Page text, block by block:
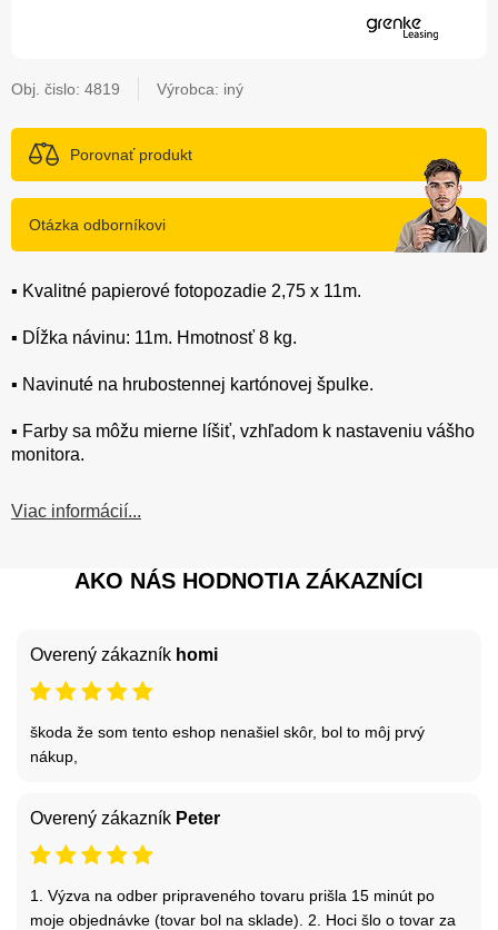
Obj. čislo: 4819 Výrobca: iný
Porovnať produkt
Otázka odborníkovi
▪️ Kvalitné papierové fotopozadie 2,75 x 11m.
▪️ Dĺžka návinu: 11m. Hmotnosť 8 kg.
▪️ Navinuté na hrubostennej kartónovej špulke.
▪️ Farby sa môžu mierne líšiť, vzhľadom k nastaveniu vášho
monitora.
Viac informácií...
AKO NÁS HODNOTIA ZÁKAZNÍCI
Overený zákazník homi
škoda že som tento eshop nenašiel skôr, bol to môj prvý
nákup,
Overený zákazník Peter
1. Výzva na odber pripraveného tovaru prišla 15 minút po
moje objednávke (tovar bol na sklade). 2. Hoci šlo o tovar za